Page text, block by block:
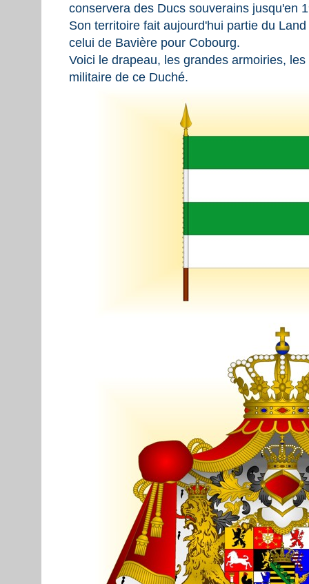
conservera des Ducs souverains jusqu'en
Son territoire fait aujourd'hui partie du
celui de Bavière pour Cobourg.
Voici le drapeau, les grandes armoiries,
militaire de ce Duché.